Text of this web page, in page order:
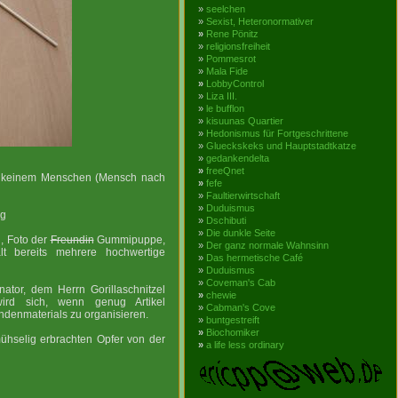
Menschen (Mensch nach
Foto derFreundinGummipuppe,
bereits mehrere hochwertige
dem Herrn Gorillaschnitzel
sich, wenn genug Artikel
zu organisieren.
erbrachten Opfer von der
» seelchen
» Sexist, Heteronormativer
» Rene Pönitz
» religionsfreiheit
» Pommesrot
» Mala Fide
» LobbyControl
» Liza III.
» le bufflon
» kisuunas Quartier
» Hedonismus für Fortgeschrittene
» Glueckskeks und Hauptstadtkatze
» gedankendelta
» freeQnet
» fefe
» Faultierwirtschaft
» Duduismus
» Dschibuti
» Die dunkle Seite
» Der ganz normale Wahnsinn
» Das hermetische Café
» Duduismus
» Coveman's Cab
» chewie
» Cabman's Cove
» buntgestreift
» Biochomiker
» a life less ordinary